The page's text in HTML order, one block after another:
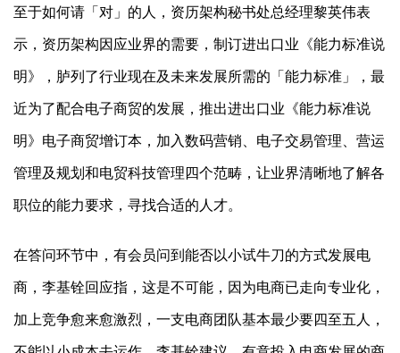
至于如何请「对」的人，资历架构秘书处总经理黎英伟表
示，资历架构因应业界的需要，制订进出口业《能力标准说
明》，胪列了行业现在及未来发展所需的「能力标准」，最
近为了配合电子商贸的发展，推出进出口业《能力标准说
明》电子商贸增订本，加入数码营销、电子交易管理、营运
管理及规划和电贸科技管理四个范畴，让业界清晰地了解各
职位的能力要求，寻找合适的人才。
在答问环节中，有会员问到能否以小试牛刀的方式发展电
商，李基铨回应指，这是不可能，因为电商已走向专业化，
加上竞争愈来愈激烈，一支电商团队基本最少要四至五人，